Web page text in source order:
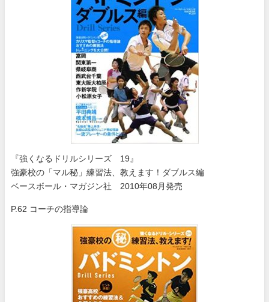
『強くなるドリルシリーズ 19』
強豪校の「マル秘」練習法、教えます！ダブルス編
ベースボール・マガジン社 2010年08月発売
P.62 コーチの指導論